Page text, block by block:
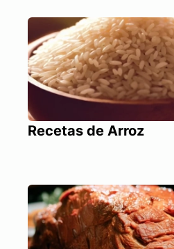
Recetas de Arroz